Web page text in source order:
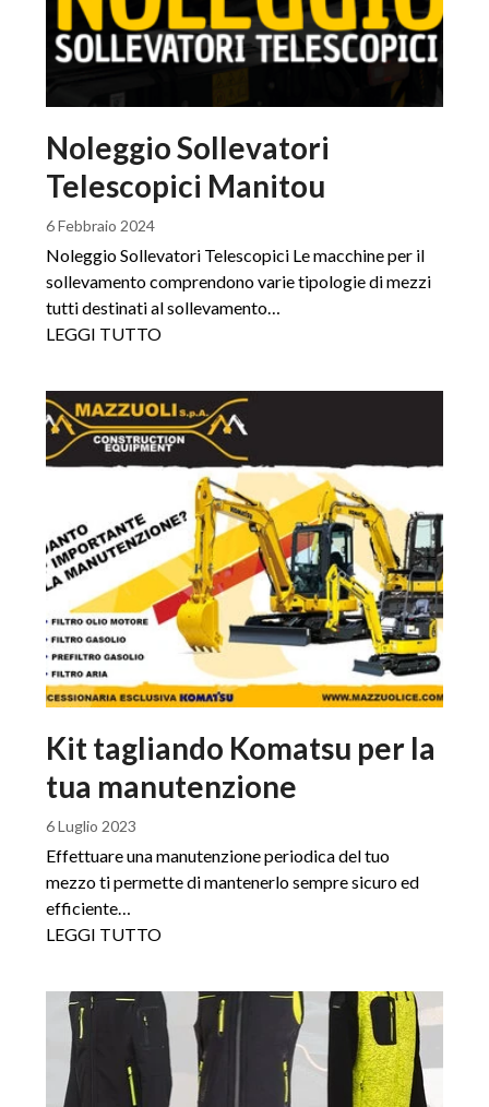
Noleggio Sollevatori
Telescopici Manitou
6 Febbraio 2024
Noleggio Sollevatori Telescopici Le macchine per il
sollevamento comprendono varie tipologie di mezzi
tutti destinati al sollevamento…
LEGGI TUTTO
Kit tagliando Komatsu per la
tua manutenzione
6 Luglio 2023
Effettuare una manutenzione periodica del tuo
mezzo ti permette di mantenerlo sempre sicuro ed
efficiente…
LEGGI TUTTO